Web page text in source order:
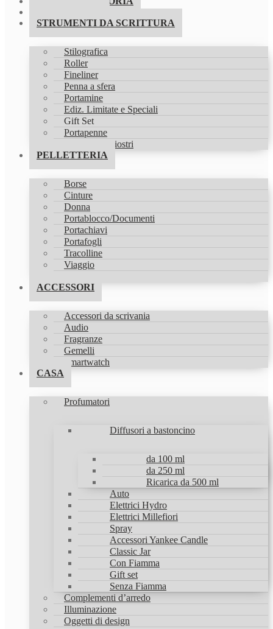
STRUMENTI DA SCRITTURA
Stilografica
Roller
Fineliner
Penna a sfera
Portamine
Ediz. Limitate e Speciali
Gift Set
Portapenne
Refill & Inchiostri
PELLETTERIA
Borse
Cinture
Donna
Portablocco/Documenti
Portachiavi
Portafogli
Tracolline
Viaggio
ACCESSORI
Accessori da scrivania
Audio
Fragranze
Gemelli
Smartwatch
CASA
Profumatori
Diffusori a bastoncino
da 100 ml
da 250 ml
Ricarica da 500 ml
Auto
Elettrici Hydro
Elettrici Millefiori
Spray
Accessori Yankee Candle
Classic Jar
Con Fiamma
Gift set
Senza Fiamma
Complementi d’arredo
Illuminazione
Oggetti di design